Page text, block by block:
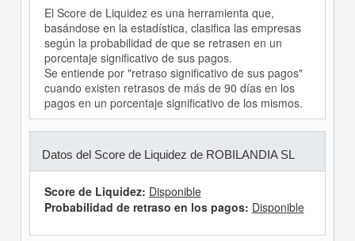
El Score de Liquidez es una herramienta que,
basándose en la estadística, clasifica las empresas
según la probabilidad de que se retrasen en un
porcentaje significativo de sus pagos.
Se entiende por "retraso significativo de sus pagos"
cuando existen retrasos de más de 90 días en los
pagos en un porcentaje significativo de los mismos.
Datos del Score de Liquidez de ROBILANDIA SL
Score de Liquidez: Disponible
Probabilidad de retraso en los pagos: Disponible